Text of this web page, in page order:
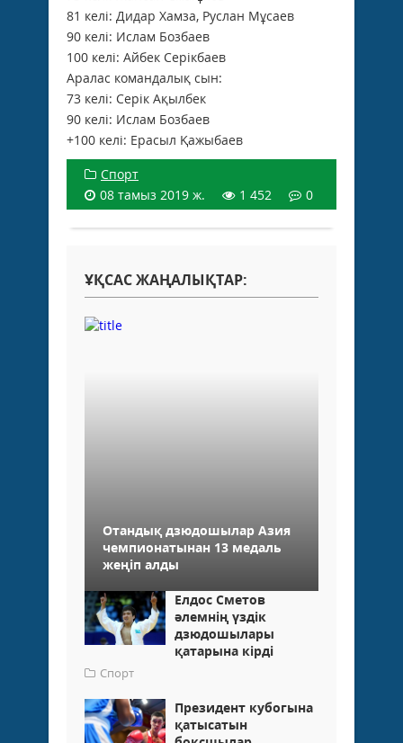
81 келі: Дидар Хамза, Руслан Мұсаев
90 келі: Ислам Бозбаев
100 келі: Айбек Серікбаев
Аралас командалық сын:
73 келі: Серік Ақылбек
90 келі: Ислам Бозбаев
+100 келі: Ерасыл Қажыбаев
Спорт
08 тамыз 2019 ж.
1 452 0
ҰҚСАС ЖАҢАЛЫҚТАР:
Отандық дзюдошылар Азия
чемпионатынан 13 медаль
жеңіп алды
Елдос Сметов
әлемнің үздік
дзюдошылары
қатарына кірді
Спорт
Президент кубогына
қатысатын